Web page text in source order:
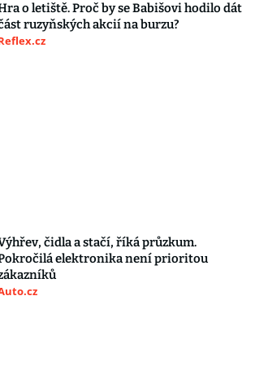
o letiště. Proč by se Babišovi hodilo dát
ruzyňských akcií na burzu?
čidla a stačí, říká průzkum.
elektronika není prioritou